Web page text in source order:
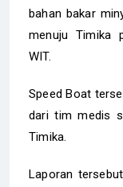
bahan bakar
menuju Timika
WIT.
Speed Boat
dari tim medis
Timika.
Laporan